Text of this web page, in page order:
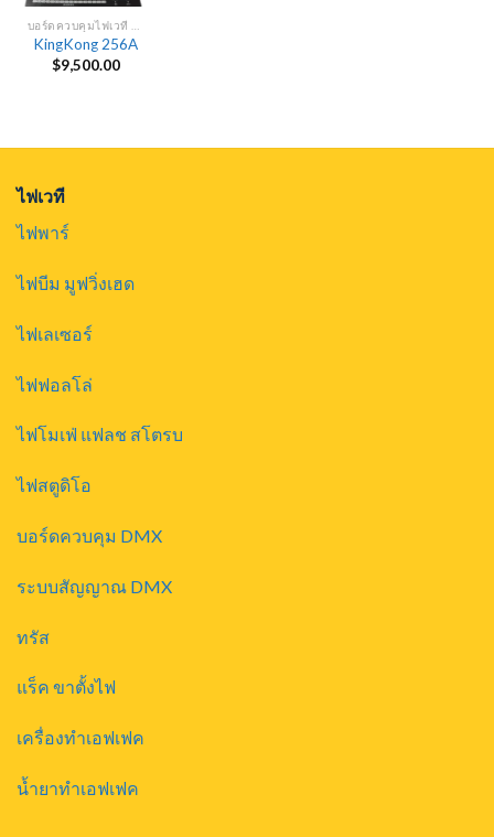
KingKong 256A
$9,500.00
ไฟเวที
ไฟพาร์
ไฟบีม มูฟวิ่งเฮด
ไฟเลเซอร์
ไฟฟอลโล่
ไฟโมเฟ่ แฟลช สโตรบ
ไฟสตูดิโอ
บอร์ดควบคุม DMX
ระบบสัญญาณ DMX
ทรัส
แร็ค ขาตั้งไฟ
เครื่องทำเอฟเฟค
น้ำยาทำเอฟเฟค